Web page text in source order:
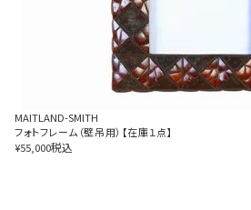
MAITLAND-SMITH
フォトフレーム（壁吊用）【在庫１点】
¥55,000税込